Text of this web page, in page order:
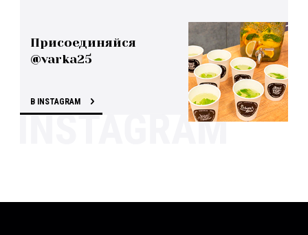
Присоединяйся
@varka25
В INSTAGRAM